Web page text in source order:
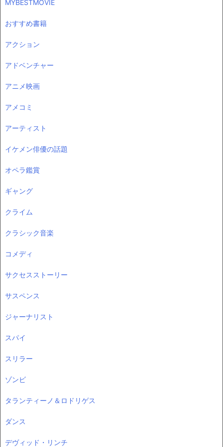
MYBESTMOVIE
おすすめ書籍
アクション
アドベンチャー
アニメ映画
アメコミ
アーティスト
イケメン俳優の話題
オペラ鑑賞
ギャング
クライム
クラシック音楽
コメディ
サクセスストーリー
サスペンス
ジャーナリスト
スパイ
スリラー
ゾンビ
タランティーノ＆ロドリゲス
ダンス
デヴィッド・リンチ